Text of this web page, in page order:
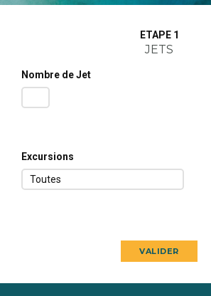
ETAPE 1
JETS
Nombre de Jet
Excursions
VALIDER